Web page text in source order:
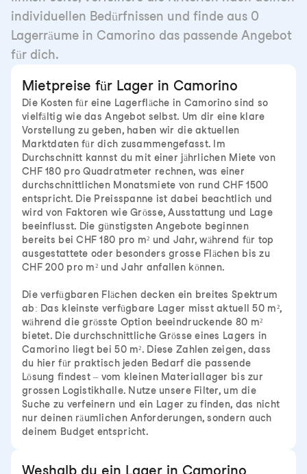
individuellen Bedürfnissen und finde aus 0
Lagerräume in Camorino das passende Angebot
für dich.
Mietpreise für Lager in Camorino
Die Kosten für eine Lagerfläche in Camorino sind so
vielfältig wie das Angebot selbst. Um dir eine klare
Vorstellung zu geben, haben wir die aktuellen
Marktdaten für dich zusammengefasst. Im
Durchschnitt kannst du mit einer jährlichen Miete von
CHF 180 pro Quadratmeter rechnen, was einer
durchschnittlichen Monatsmiete von rund CHF 1500
entspricht. Die Preisspanne ist dabei beachtlich und
wird von Faktoren wie Grösse, Ausstattung und Lage
beeinflusst. Die günstigsten Angebote beginnen
bereits bei CHF 180 pro m² und Jahr, während für top
ausgestattete oder besonders grosse Flächen bis zu
CHF 200 pro m² und Jahr anfallen können.
Die verfügbaren Flächen decken ein breites Spektrum
ab: Das kleinste verfügbare Lager misst aktuell 50 m²,
während die grösste Option beeindruckende 80 m²
bietet. Die durchschnittliche Grösse eines Lagers in
Camorino liegt bei 50 m². Diese Zahlen zeigen, dass
du hier für praktisch jeden Bedarf die passende
Lösung findest – vom kleinen Materiallager bis zur
grossen Logistikhalle. Nutze unsere Filter, um die
Suche zu verfeinern und ein Lager zu finden, das nicht
nur deinen räumlichen Anforderungen, sondern auch
deinem Budget entspricht.
Weshalb du ein Lager in Camorino